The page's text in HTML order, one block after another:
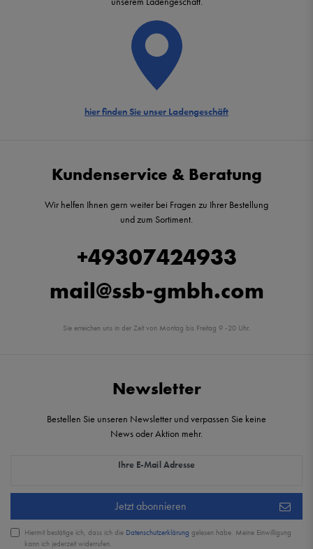
hier finden Sie unser Ladengeschäft
Kundenservice & Beratung
Wir helfen Ihnen gern weiter bei Fragen zu Ihrer Bestellung
und zum Sortiment.
+49307424933
mail@ssb-gmbh.com
Sie erreichen uns in der Zeit von Montag bis Freitag 9 -20 Uhr.
Newsletter
Bestellen Sie unseren Newsletter und verpassen Sie keine
News oder Aktion mehr.
Ihre E-Mail Adresse
Newsletter Honig
Jetzt abonnieren
Hiermit bestätige ich, dass ich die Daten­schutz­erklärung gelesen habe. Meine Einwilligung
kann ich jederzeit widerrufen.